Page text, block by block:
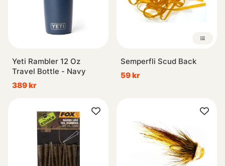
Yeti Rambler 12 Oz
Travel Bottle - Navy
389 kr
Semperfli Scud Back
59 kr